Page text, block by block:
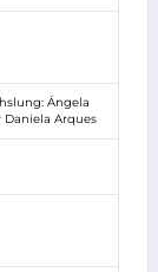
Ángela
Daniela Arques